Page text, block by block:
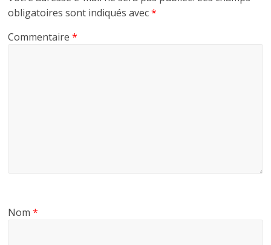
obligatoires sont indiqués avec*
Commentaire*
Nom*